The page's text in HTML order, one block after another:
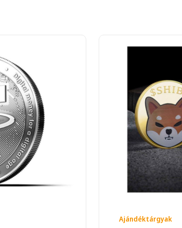
Ajándéktárgyak